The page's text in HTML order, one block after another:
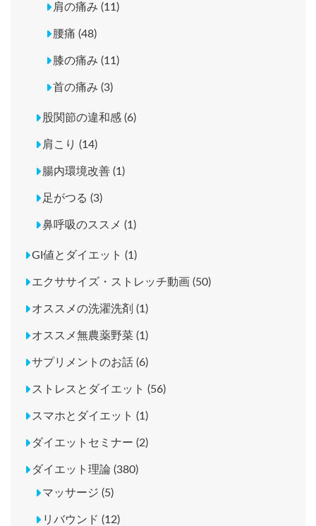
肩の痛み (11)
腰痛 (48)
膝の痛み (11)
首の痛み (3)
股関節の違和感 (6)
肩こり (14)
腸内環境改善 (1)
足がつる (3)
鼻呼吸のススメ (1)
GI値とダイエット (1)
エクササイズ・ストレッチ動画 (50)
オススメの洗濯洗剤 (1)
オススメ無農薬野菜 (1)
サプリメントのお話 (6)
ストレスとダイエット (56)
スマホとダイエット (1)
ダイエットセミナー (2)
ダイエット理論 (380)
マッサージ (5)
リバウンド (12)